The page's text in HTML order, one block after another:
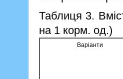
Таблиця 3.
на 1 корм. од.)
Варіанти